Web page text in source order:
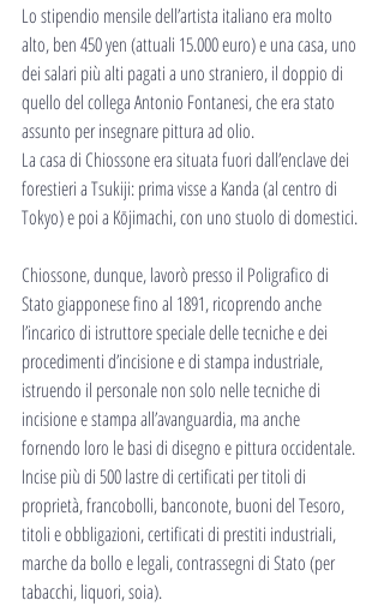
Lo stipendio mensile dell’artista italiano era molto
alto, ben 450 yen (attuali 15.000 euro) e una casa, uno
dei salari più alti pagati a uno straniero, il doppio di
quello del collega Antonio Fontanesi, che era stato
assunto per insegnare pittura ad olio.
La casa di Chiossone era situata fuori dall’enclave dei
forestieri a Tsukiji: prima visse a Kanda (al centro di
Tokyo) e poi a Kōjimachi, con uno stuolo di domestici.
Chiossone, dunque, lavorò presso il Poligrafico di
Stato giapponese fino al 1891, ricoprendo anche
l’incarico di istruttore speciale delle tecniche e dei
procedimenti d’incisione e di stampa industriale,
istruendo il personale non solo nelle tecniche di
incisione e stampa all’avanguardia, ma anche
fornendo loro le basi di disegno e pittura occidentale.
Incise più di 500 lastre di certificati per titoli di
proprietà, francobolli, banconote, buoni del Tesoro,
titoli e obbligazioni, certificati di prestiti industriali,
marche da bollo e legali, contrassegni di Stato (per
tabacchi, liquori, soia).